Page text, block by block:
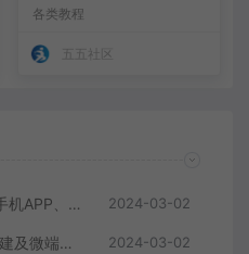
各类教程
五五社区
RED三端引擎、 安卓、IOS手机APP、列表修改、及微端的搭建方法-特约制作 2024-03-02
RED三端传奇引擎的PC端搭建及微端服务器搭建教程 2024-03-02